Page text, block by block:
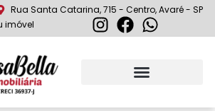
Rua Santa Catarina, 715 - Centro, Avaré - SP
imóvel